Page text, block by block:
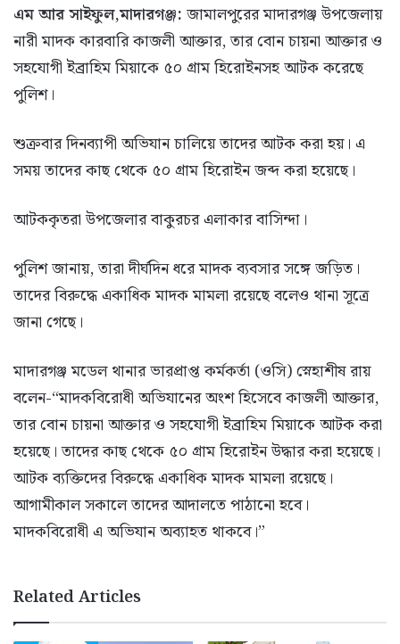
এম আর সাইফুল,মাদারগঞ্জ: জামালপুরের মাদারগঞ্জ উপজেলায়
নারী মাদক কারবারি কাজলী আক্তার, তার বোন চায়না আক্তার ও
সহযোগী ইব্রাহিম মিয়াকে ৫০ গ্রাম হিরোইনসহ আটক করেছে
পুলিশ।
শুক্রবার দিনব্যাপী অভিযান চালিয়ে তাদের আটক করা হয়। এ
সময় তাদের কাছ থেকে ৫০ গ্রাম হিরোইন জব্দ করা হয়েছে।
আটককৃতরা উপজেলার বাকুরচর এলাকার বাসিন্দা।
পুলিশ জানায়, তারা দীর্ঘদিন ধরে মাদক ব্যবসার সঙ্গে জড়িত।
তাদের বিরুদ্ধে একাধিক মাদক মামলা রয়েছে বলেও থানা সূত্রে
জানা গেছে।
মাদারগঞ্জ মডেল থানার ভারপ্রাপ্ত কর্মকর্তা (ওসি) স্নেহাশীষ রায়
বলেন-“মাদকবিরোধী অভিযানের অংশ হিসেবে কাজলী আক্তার,
তার বোন চায়না আক্তার ও সহযোগী ইব্রাহিম মিয়াকে আটক করা
হয়েছে। তাদের কাছ থেকে ৫০ গ্রাম হিরোইন উদ্ধার করা হয়েছে।
আটক ব্যক্তিদের বিরুদ্ধে একাধিক মাদক মামলা রয়েছে।
আগামীকাল সকালে তাদের আদালতে পাঠানো হবে।
মাদকবিরোধী এ অভিযান অব্যাহত থাকবে।”
Related Articles